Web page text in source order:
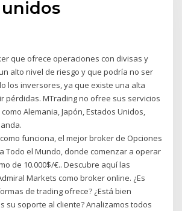
que ofrece operaciones con divisas y
alto nivel de riesgo y que podría no ser
los inversores, ya que existe una alta
pérdidas. MTrading no ofree sus servicios
Alemania, Japón, Estados Unidos,
funciona, el mejor broker de Opciones
Todo el Mundo, donde comenzar a operar
de 10.000$/€.. Descubre aquí las
Markets como broker online. ¿Es
de trading ofrece? ¿Está bien
su soporte al cliente? Analizamos todos